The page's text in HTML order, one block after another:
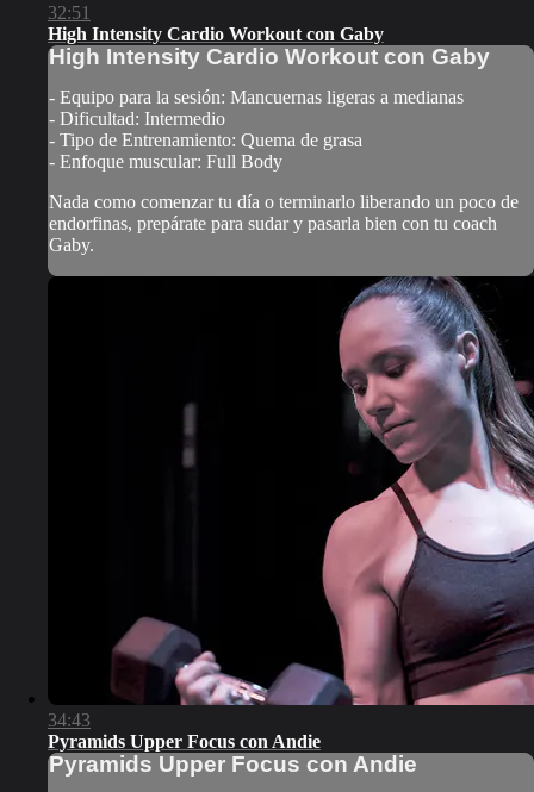
32:51
High Intensity Cardio Workout con Gaby
High Intensity Cardio Workout con Gaby
- Equipo para la sesión: Mancuernas ligeras a medianas
- Dificultad: Intermedio
- Tipo de Entrenamiento: Quema de grasa
- Enfoque muscular: Full Body
Nada como comenzar tu día o terminarlo liberando un poco de
endorfinas, prepárate para sudar y pasarla bien con tu coach
Gaby.
34:43
Pyramids Upper Focus con Andie
Pyramids Upper Focus con Andie